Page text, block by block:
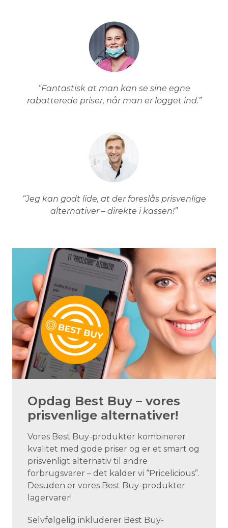
“Fantastisk at man kan se sine egne
rabatterede priser, når man er logget ind.”
“Jeg kan godt lide, at der foreslås prisvenlige
alternativer – direkte i kassen!”
Opdag Best Buy – vores
prisvenlige alternativer!
Vores Best Buy-produkter kombinerer
kvalitet med gode priser og er et smart og
prisvenligt alternativ til andre
forbrugsvarer – det kalder vi “Pricelicious”.
Desuden er vores Best Buy-produkter
lagervarer!
Selvfølgelig inkluderer Best Buy-